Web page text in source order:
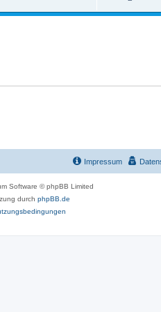
n
r
Impressum
Software © phpBB Limited
durch phpBB.de